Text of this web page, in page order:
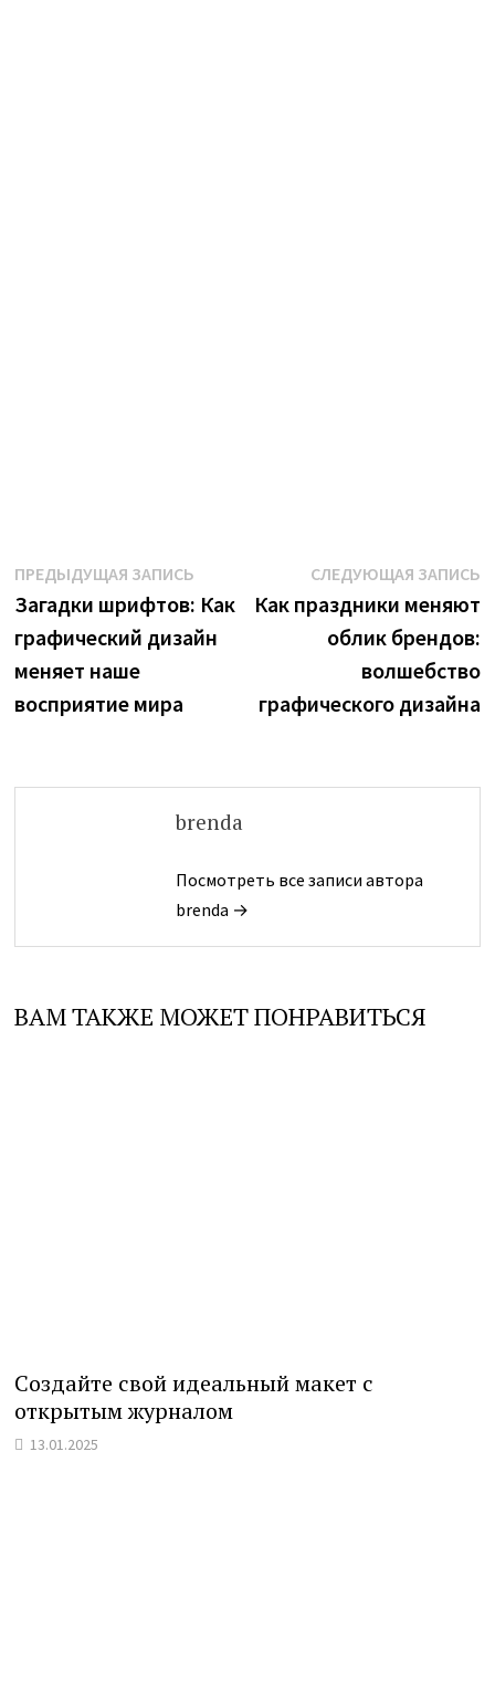
Навигация
по
записям
ПРЕДЫДУЩАЯ ЗАПИСЬ
запись:
Загадки шрифтов: Как
графический дизайн
меняет наше
восприятие мира
СЛЕДУЮЩАЯ ЗАПИСЬ
Как праздники меняют
облик брендов:
волшебство
графического дизайна
brenda
Посмотреть все записи автора
brenda →
ВАМ ТАКЖЕ МОЖЕТ ПОНРАВИТЬСЯ
Создайте свой идеальный макет с
открытым журналом
13.01.2025